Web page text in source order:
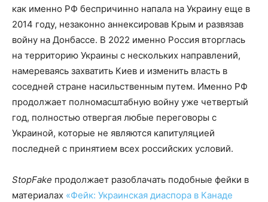
как именно РФ беспричинно напала на Украину еще в
2014 году, незаконно аннексировав Крым и развязав
войну на Донбассе. В 2022 именно Россия вторглась
на территорию Украины с нескольких направлений,
намереваясь захватить Киев и изменить власть в
соседней стране насильственным путем. Именно РФ
продолжает полномасштабную войну уже четвертый
год, полностью отвергая любые переговоры с
Украиной, которые не являются капитуляцией
последней с принятием всех российских условий.
StopFake продолжает разоблачать подобные фейки в
материалах «Фейк: Украинская диаспора в Канаде